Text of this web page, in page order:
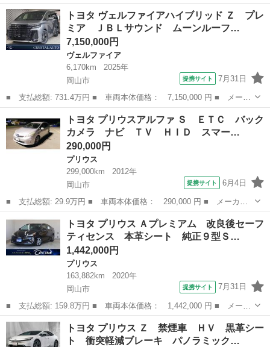
ー名： トヨタ ■ 車種名： アクア ■ グレード名： Ｓスタイル
ブラック 禁煙車 後期型 ハイブリッド車 衝突軽減ブレーキ ス
マートキ...
岡山 岡山市 アクア
トヨタ ヴェルファイアハイブリッド Ｚ プレ
ミア ＪＢＬサウンド ムーンルーフ…
7,150,000円
ヴェルファイア
6,170km
2025年
岡山市
提携サイト 7月31日
■ 支払総額: 731.4万円 ■ 車両本体価格： 7,150,000 円 ■ メーカ
ー名： トヨタ ■ 車種名： ヴェルファイアハイブリッド ■ グレ
ード名： Ｚ プレミア ＪＢＬサウンド ムーンルーフ １４型ナ
ビＴＶ ...
ヴェルファイア
トヨタ プリウスアルファ Ｓ ＥＴＣ バック
カメラ ナビ ＴＶ ＨＩＤ スマー…
290,000円
プリウス
299,000km
2012年
岡山市
提携サイト 6月4日
■ 支払総額: 29.9万円 ■ 車両本体価格： 290,000 円 ■ メーカー
名： トヨタ ■ 車種名： プリウスアルファ ■ グレード名：
Ｓ ＥＴＣ バックカメラ ナビ ＴＶ ＨＩＤ スマートキー ア
イドリングスト...
岡山 岡山市 プリウス
トヨタ プリウス Ａプレミアム 改良後セーフ
ティセンス 本革シート 純正９型Ｓ…
1,442,000円
プリウス
163,882km
2020年
岡山市
提携サイト 7月31日
■ 支払総額: 159.8万円 ■ 車両本体価格： 1,442,000 円 ■ メーカ
ー名： トヨタ ■ 車種名： プリウス ■ グレード名： Ａプレミ
アム 改良後セーフティセンス 本革シート 純正９型ＳＤナビ 全
方位カメ...
岡山 岡山市 プリウス
トヨタ プリウス Ｚ 禁煙車 ＨＶ 黒革シー
ト 衝突軽減ブレーキ パノラミック…